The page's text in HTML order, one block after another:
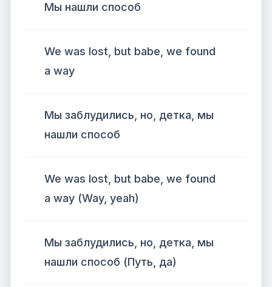
Мы нашли способ
We was lost, but babe, we found
a way
Мы заблудились, но, детка, мы
нашли способ
We was lost, but babe, we found
a way (Way, yeah)
Мы заблудились, но, детка, мы
нашли способ (Путь, да)